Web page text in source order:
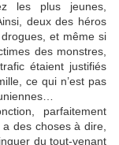
les plus jeunes,
deux des héros
et même si
des monstres,
étaient justifiés
ce qui n’est pas
parfaitement
a des choses à dire,
du tout-venant